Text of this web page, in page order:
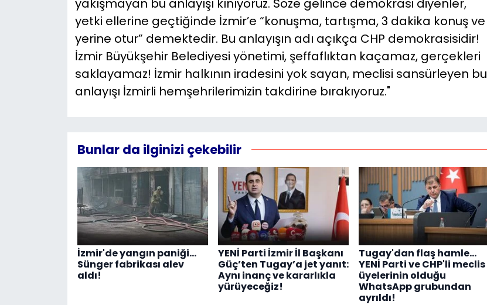
yetki ellerine geçtiğinde İzmir’e “konuşma, tartışma, 3 dakika konuş ve
yerine otur” demektedir. Bu anlayışın adı açıkça CHP demokrasisidir!
İzmir Büyükşehir Belediyesi yönetimi, şeffaflıktan kaçamaz, gerçekleri
saklayamaz! İzmir halkının iradesini yok sayan, meclisi sansürleyen bu
anlayışı İzmirli hemşehrilerimizin takdirine bırakıyoruz."
Bunlar da ilginizi çekebilir
İzmir'de yangın paniği...
Sünger fabrikası alev
aldı!
YENİ Parti İzmir İl Başkanı
Güç’ten Tugay’a jet yanıt:
Aynı inanç ve kararlıkla
yürüyeceğiz!
Tugay'dan flaş hamle...
YENİ Parti ve CHP'li meclis
üyelerinin olduğu
WhatsApp grubundan
ayrıldı!